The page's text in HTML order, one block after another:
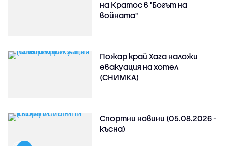
на Кратос в "Богът на
войната"
Пожар край Хага наложи
евакуация на хотел
(СНИМКА)
Спортни новини (05.08.2026 -
късна)